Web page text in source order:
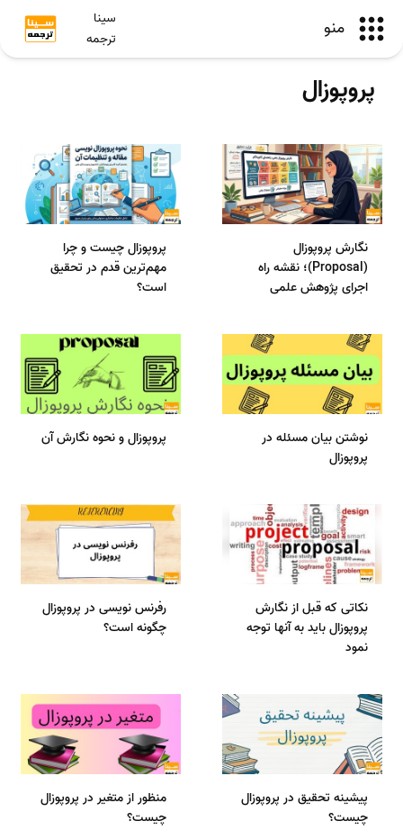
منو
سینا
ترجمه
پروپوزال
نگارش پروپوزال
(Proposal)؛ نقشه راه
اجرای پژوهش علمی
پروپوزال چیست و چرا
مهم‌ترین قدم در تحقیق
است؟
نوشتن بیان مسئله در
پروپوزال
پروپوزال و نحوه نگارش آن
نکاتی که قبل از نگارش
پروپوزال باید به آنها توجه
نمود
رفرنس نویسی در پروپوزال
چگونه است؟
پیشینه تحقیق در پروپوزال
چیست؟
منظور از متغیر در پروپوزال
چیست؟